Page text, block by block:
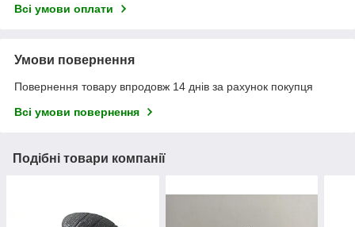
Всі умови оплати
Умови повернення
Повернення товару впродовж 14 днів за рахунок покупця
Всі умови повернення
Подібні товари компанії